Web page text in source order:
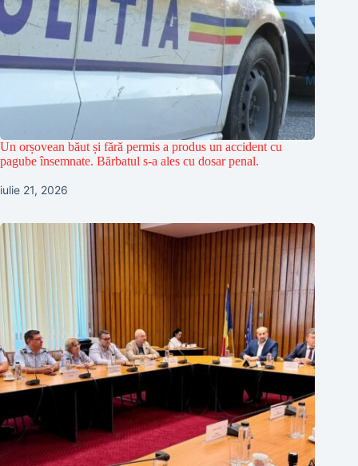
Un orșovean băut și fără permis a produs un accident cu
pagube însemnate. Bărbatul s-a ales cu dosar penal.
iulie 21, 2026